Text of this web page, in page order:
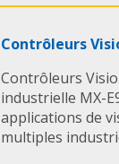
Contrôleurs
Contrôleurs
industrielle MX-
applications de
multiples